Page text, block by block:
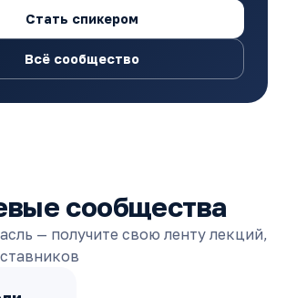
Стать спикером
Всё сообщество
сообщества
— получите свою ленту лекций,